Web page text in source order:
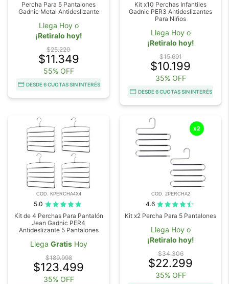
Percha Para 5 Pantalones
Gadnic Metal Antideslizante
Llega Hoy o
¡Retiralo hoy!
$25.220
$11.349
55% OFF
DESDE 6 CUOTAS SIN INTERÉS
Kit x10 Perchas Infantiles
Gadnic PER3 Antideslizantes
Para Niños
Llega Hoy o
¡Retiralo hoy!
$15.691
$10.199
35% OFF
DESDE 6 CUOTAS SIN INTERÉS
COD. KPERCHA4X4
5.0
Kit de 4 Perchas Para Pantalón
Jean Gadnic PER4
Antideslizante 5 Pantalones
Llega GratisHoy
$189.998
$123.499
35% OFF
COD. 2PERCHA2
4.6
Kit x2 Percha Para 5 Pantalones
Llega Hoy o
¡Retiralo hoy!
$34.306
$22.299
35% OFF